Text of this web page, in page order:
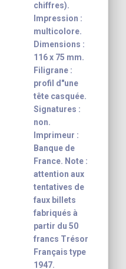
chiffres).
Impression :
multicolore.
Dimensions :
116 x 75 mm.
Filigrane :
profil d"une
tête casquée.
Signatures :
non.
Imprimeur :
Banque de
France. Note :
attention aux
tentatives de
faux billets
fabriqués à
partir du 50
francs Trésor
Français type
1947.